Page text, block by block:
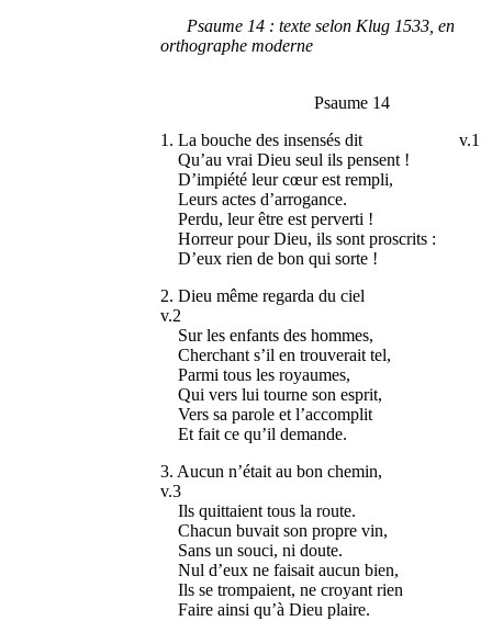
Psaume 14 : texte selon Klug 1533, en
orthographe moderne
Psaume 14
1. La bouche des insensés dit v.1
Qu’au vrai Dieu seul ils pensent !
D’impiété leur cœur est rempli,
Leurs actes d’arrogance.
Perdu, leur être est perverti !
Horreur pour Dieu, ils sont proscrits :
D’eux rien de bon qui sorte !
2. Dieu même regarda du ciel
v.2
Sur les enfants des hommes,
Cherchant s’il en trouverait tel,
Parmi tous les royaumes,
Qui vers lui tourne son esprit,
Vers sa parole et l’accomplit
Et fait ce qu’il demande.
3. Aucun n’était au bon chemin,
v.3
Ils quittaient tous la route.
Chacun buvait son propre vin,
Sans un souci, ni doute.
Nul d’eux ne faisait aucun bien,
Ils se trompaient, ne croyant rien
Faire ainsi qu’à Dieu plaire.